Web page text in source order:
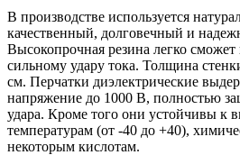
В производстве используется
качественный, долговечный и
Высокопрочная резина легко сможет
сильному удару тока. Толщина
см. Перчатки диэлектрические
напряжение до 1000 В, полностью
удара. Кроме того они устойчивы к
температурам (от -40 до +40),
некоторым кислотам.